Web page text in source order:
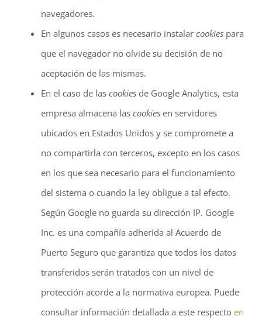
navegadores.
En algunos casos es necesario instalar cookies para
que el navegador no olvide su decisión de no
aceptación de las mismas.
En el caso de las cookies de Google Analytics, esta
empresa almacena las cookies en servidores
ubicados en Estados Unidos y se compromete a
no compartirla con terceros, excepto en los casos
en los que sea necesario para el funcionamiento
del sistema o cuando la ley obligue a tal efecto.
Según Google no guarda su dirección IP. Google
Inc. es una compañía adherida al Acuerdo de
Puerto Seguro que garantiza que todos los datos
transferidos serán tratados con un nivel de
protección acorde a la normativa europea. Puede
consultar información detallada a este respecto en